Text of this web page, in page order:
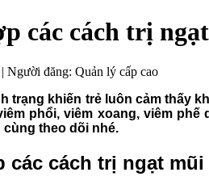
các cách trị
| Người đăng: Quản lý cấp cao
trạng khiến trẻ luôn cảm thấy
phổi, viêm xoang, viêm
theo dõi nhé.
các cách trị ngạt